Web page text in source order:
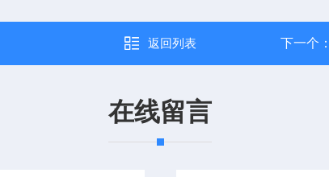
返回列表 下一个：
在线留言